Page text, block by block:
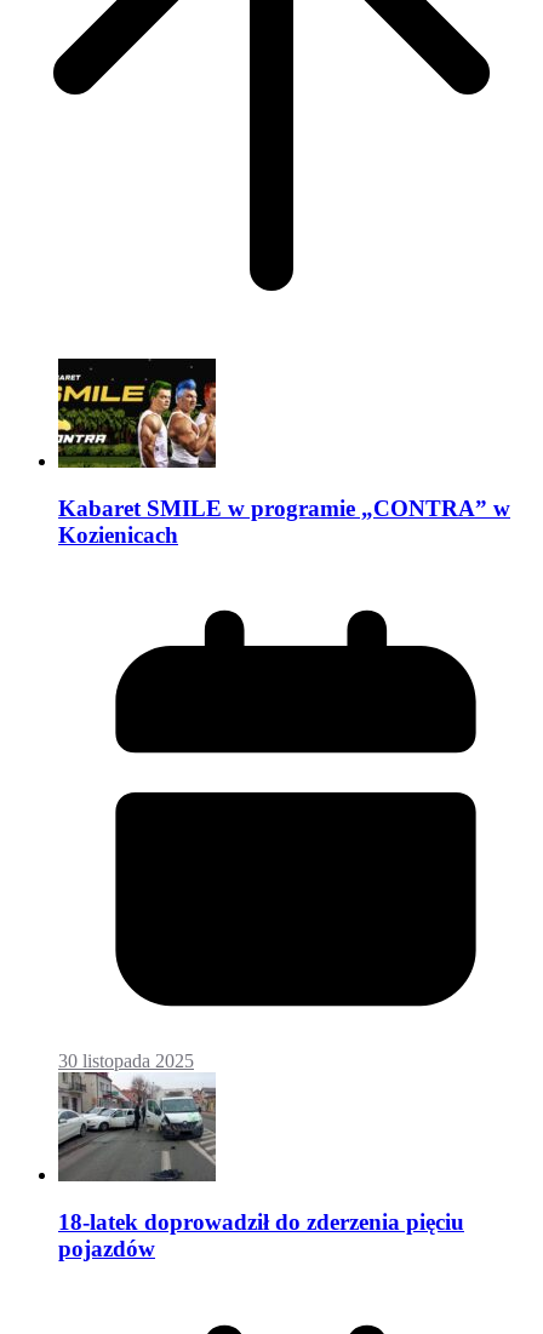
Kabaret SMILE w programie „CONTRA” w
Kozienicach
30 listopada 2025
18-latek doprowadził do zderzenia pięciu
pojazdów